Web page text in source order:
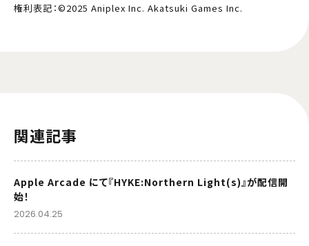
権利表記：©2025 Aniplex Inc. Akatsuki Games Inc.
関連記事
Apple Arcade にて『HYKE:Northern Light(s)』が配信開
始！
2026.04.25